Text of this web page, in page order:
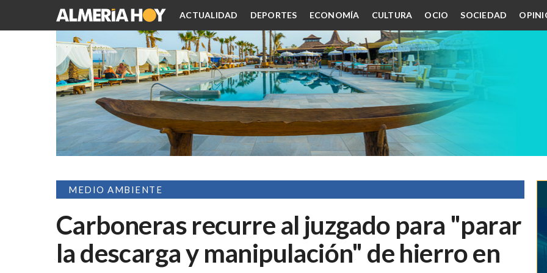
ACTUALIDAD DEPORTES ECONOMÍA CULTURA OCIO SOCIEDAD
MEDIO AMBIENTE
Carboneras recurre al juzgado para "parar
la descarga y manipulación" de hierro en